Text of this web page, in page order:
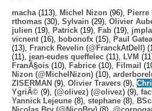
macha (113), Michel Nizon (96), Pierre
rthomas (30), Sylvain (29), Olivier
julien (19), Patrick (19), Fab (19),
vicnent (16), bobonofx (15), Paul
(13),
Franck Revelin (@FranckAtDell)
(11), jean-eudes queffelec (11), LVM
FranÃ§ois (10), Fabrice (10), Filmail
Nizon (@MichelNizon) (10),
ZISERMAN (9), Olivier Travers (9),
YgriÃ© (9), (@olivez) (@olivez) (9),
Yannick Lejeune (8), stephane (8),